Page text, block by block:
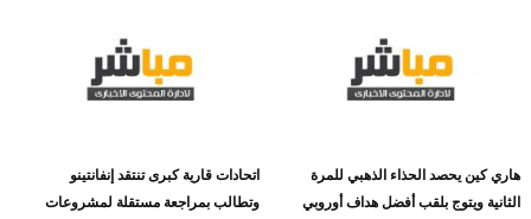
هاري كين يحصد الحذاء الذهبي للمرة
الثانية ويتوج بلقب أفضل هداف أوروبي
اتحادات قارية كبرى تنتقد إنفانتينو
وتطالب بمراجعة مستقلة لمشروعات